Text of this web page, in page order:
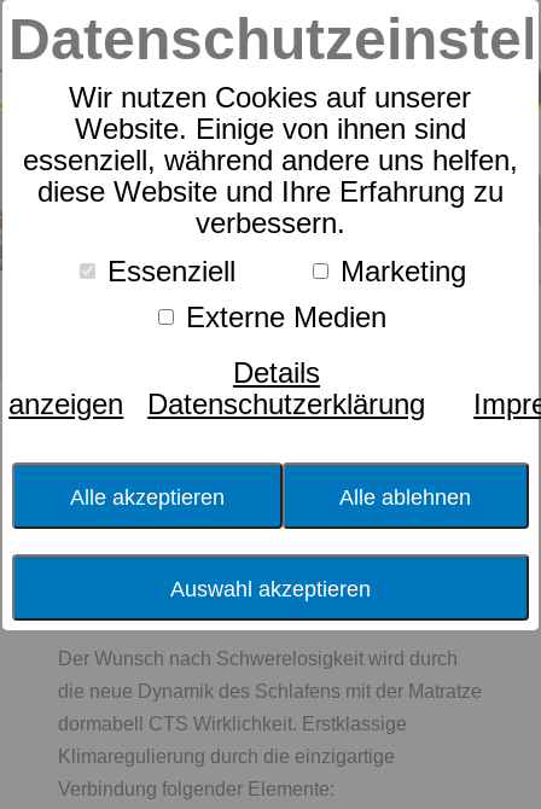
Wir nutzen Cookies auf unserer
Website. Einige von ihnen sind
essenziell, während andere uns helfen,
diese Website und Ihre Erfahrung zu
verbessern.
Essenziell
Marketing
Externe Medien
Details
anzeigen
Datenschutzerklärung
Alle akzeptieren Alle ablehnen
Auswahl akzeptieren
SUCHE
0
Größe
Härtegrad
Matratzenart
Pflege
dormabell CTS
Der Wunsch nach Schwerelosigkeit wird durch
die neue Dynamik des Schlafens mit der Matratze
dormabell CTS Wirklichkeit. Erstklassige
Klimaregulierung durch die einzigartige
Verbindung folgender Elemente: